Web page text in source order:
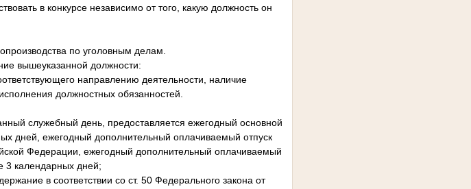
в конкурсе независимо от того, какую должность он
по уголовным делам.
вышеуказанной должности:
направлению деятельности, наличие
должностных обязанностей.
служебный день, предоставляется ежегодный основной
дней, ежегодный дополнительный оплачиваемый отпуск
Федерации, ежегодный дополнительный оплачиваемый
3 календарных дней;
в соответствии со ст. 50 Федерального закона от